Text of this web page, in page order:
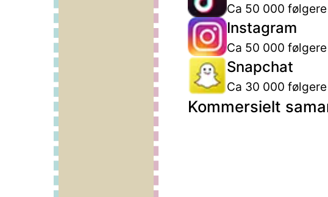
Ca 50 000 følgere
Instagram
Ca 50 000 følgere
Snapchat
Ca 30 000 følgere
Kommersielt